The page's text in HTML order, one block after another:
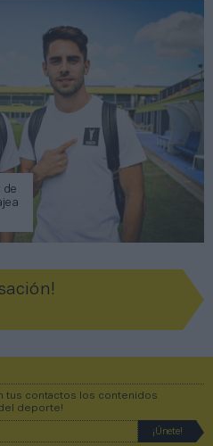
de
tus contactos los contenidos
deporte!